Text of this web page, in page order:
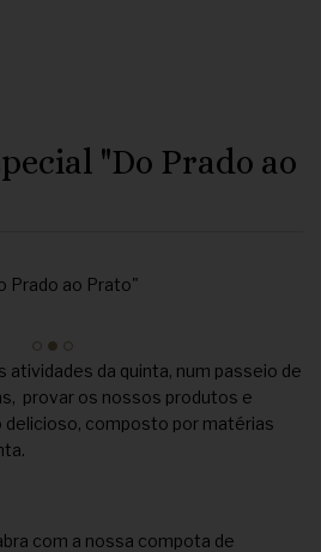
"Do Prado ao
atividades da quinta, num passeio de
provar os nossos produtos e
composto por matérias
com a nossa compota de